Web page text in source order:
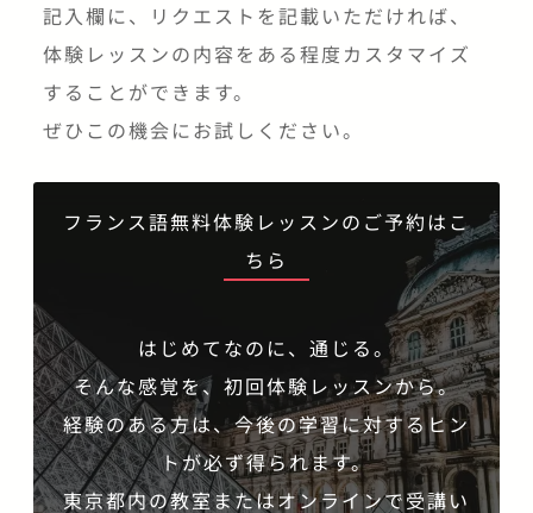
記入欄に、リクエストを記載いただければ、
体験レッスンの内容をある程度カスタマイズ
することができます。
ぜひこの機会にお試しください。
フランス語無料体験レッスンのご予約はこ
ちら
はじめてなのに、通じる。
そんな感覚を、初回体験レッスンから。
経験のある方は、今後の学習に対するヒン
トが必ず得られます。
東京都内の教室またはオンラインで受講い